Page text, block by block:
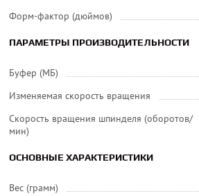
Форм-фактор (дюймов)
ПАРАМЕТРЫ ПРОИЗВОДИТЕЛЬНОСТИ
Буфер (МБ)
Изменяемая скорость вращения
Скорость вращения шпинделя (оборотов/
мин)
ОСНОВНЫЕ ХАРАКТЕРИСТИКИ
Вес (грамм)